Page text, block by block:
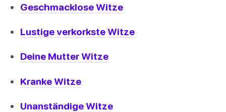
Geschmacklose Witze
Lustige verkorkste Witze
Deine Mutter Witze
Kranke Witze
Unanständige Witze